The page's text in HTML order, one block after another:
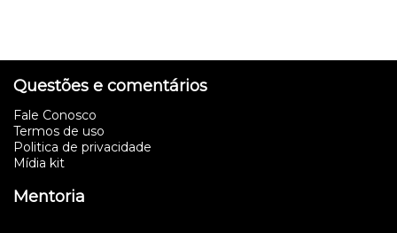
Questões e comentários
Fale Conosco
Termos de uso
Politica de privacidade
Mídia kit
Mentoria